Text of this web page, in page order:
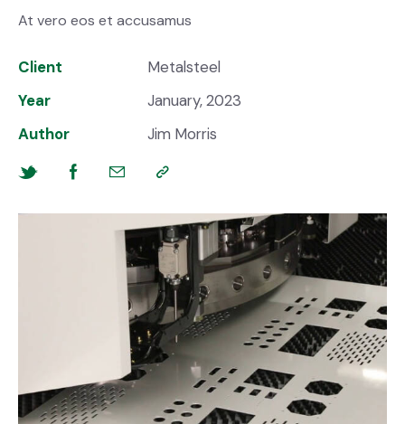
At vero eos et accusamus
Client
Metalsteel
Year
January, 2023
Author
Jim Morris